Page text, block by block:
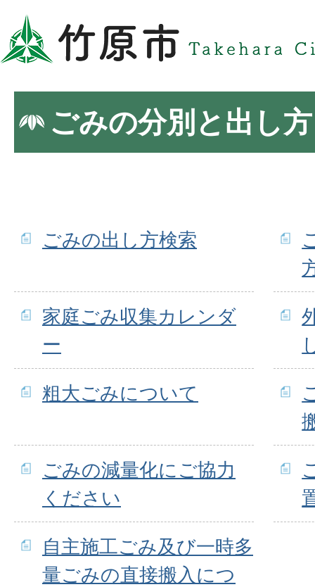
ごみの分別と出し方
ごみの出し方検索
家庭ごみ収集カレンダ
ー
粗大ごみについて
ごみの減量化にご協力
ください
自主施工ごみ及び一時多
量ごみの直接搬入につ